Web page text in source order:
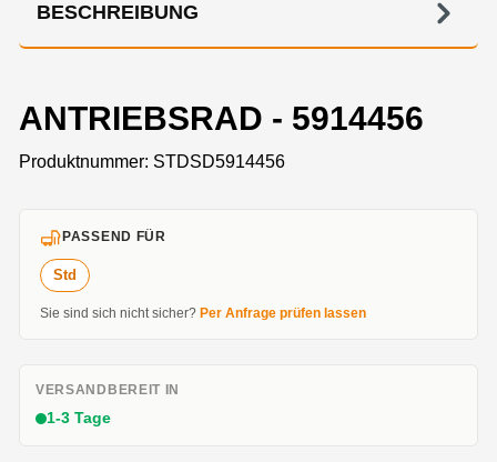
BESCHREIBUNG
ANTRIEBSRAD - 5914456
Produktnummer: STDSD5914456
PASSEND FÜR
Std
Sie sind sich nicht sicher? Per Anfrage prüfen lassen
VERSANDBEREIT IN
1-3 Tage